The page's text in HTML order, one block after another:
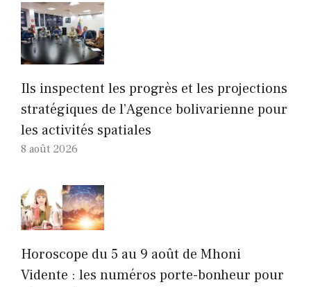
Ils inspectent les progrès et les projections
stratégiques de l’Agence bolivarienne pour
les activités spatiales
8 août 2026
Horoscope du 5 au 9 août de Mhoni
Vidente : les numéros porte-bonheur pour